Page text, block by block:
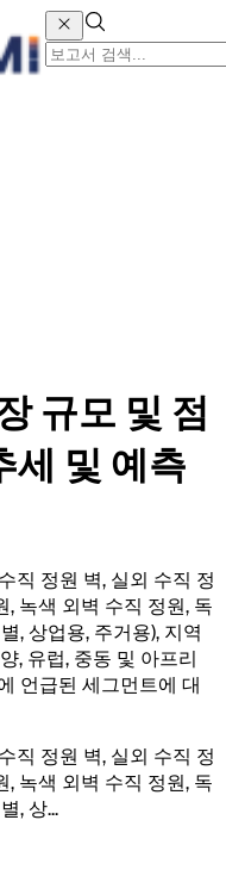
규모 및 점
세 및 예측
직 정원 벽, 실외 수직 정
, 녹색 외벽 수직 정원, 독
, 상업용, 주거용), 지역
, 유럽, 중동 및 아프리
언급된 세그먼트에 대
직 정원 벽, 실외 수직 정
, 녹색 외벽 수직 정원, 독
, 상...